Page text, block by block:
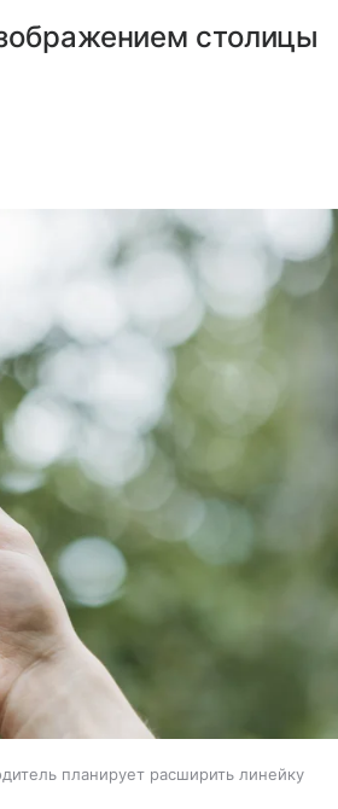
столицы
планирует расширить линейку